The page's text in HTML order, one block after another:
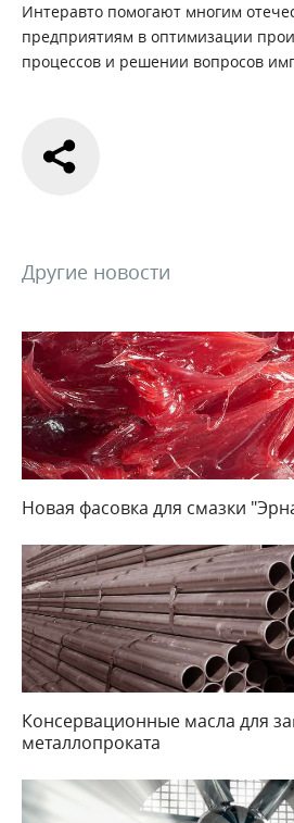
Интеравто помогают многим
предприятиям в оптимизации
процессов и решении вопросов
Другие новости
Новая фасовка для смазки
Консервационные масла для
металлопроката